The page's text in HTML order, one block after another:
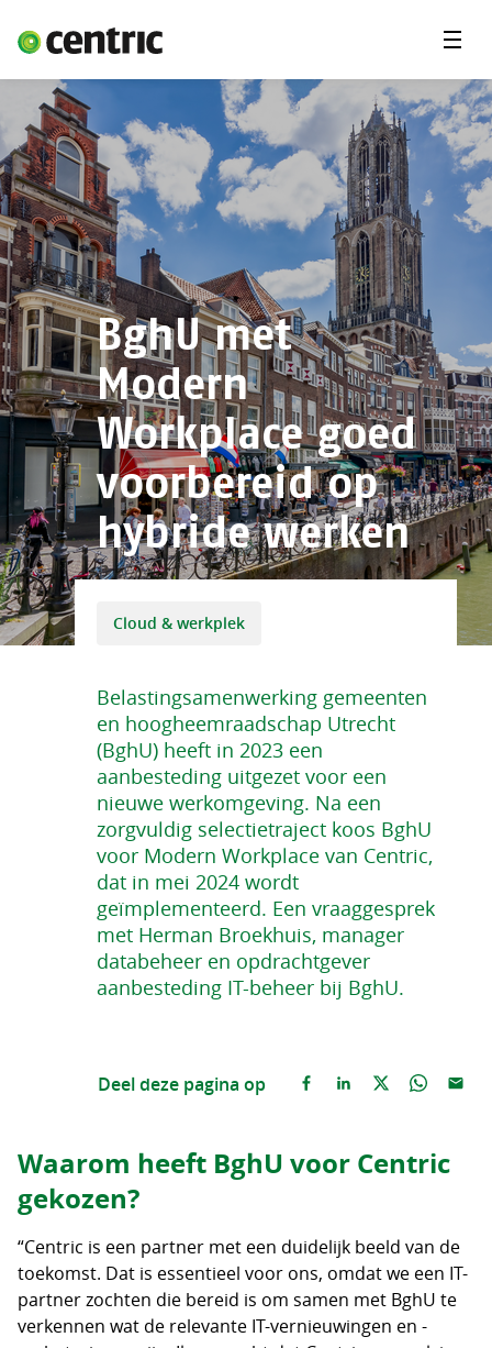
Oplossingen
Branches
Over Centric
Contact
Careers
InsightsBghU met
Modern
Workplace goed
voorbereid op
hybride werken
Cloud & werkplek
Belastingsamenwerking gemeenten
en hoogheemraadschap Utrecht
(BghU) heeft in 2023 een
aanbesteding uitgezet voor een
nieuwe werkomgeving. Na een
zorgvuldig selectietraject koos BghU
voor Modern Workplace van Centric,
dat in mei 2024 wordt
geïmplementeerd. Een vraaggesprek
met Herman Broekhuis, manager
databeheer en opdrachtgever
aanbesteding IT-beheer bij BghU.
Deel deze pagina op
Waarom heeft BghU voor Centric
gekozen?
“Centric is een partner met een duidelijk beeld van de
toekomst. Dat is essentieel voor ons, omdat we een IT-
partner zochten die bereid is om samen met BghU te
verkennen wat de relevante IT-vernieuwingen en -